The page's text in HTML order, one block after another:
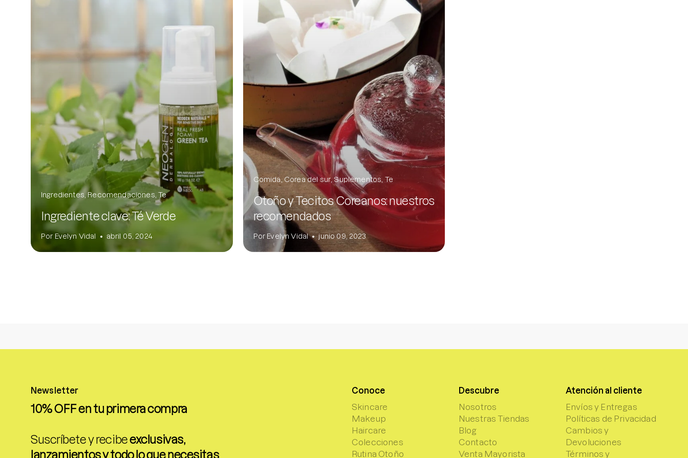
Protector Solar en Barra No.1
Parche para granitos
Rastrear mi Pedido
Parches para granitos internos
Parches para manchitas pos acné
Ingredientes Recomendaciones Te
Ingrediente clave: Té Verde
Por Evelyn Vidal abril 05, 2024
Comida Corea del sur Suplementos Te
Otoño y Tecitos Coreanos: nuestros
recomendados
Por Evelyn Vidal junio 09, 2023
Newsletter
10% OFF en tu primera compra
Suscríbete y recibeexclusivas,
lanzamientos y todo lo que necesitas
Conoce
Skincare
Makeup
Haircare
Colecciones
Rutina Otoño
Descubre
Nosotros
Nuestras Tiendas
Blog
Contacto
Venta Mayorista
Atención al cliente
Envíos y Entregas
Políticas de Privacidad
Cambios y
Devoluciones
Términos y